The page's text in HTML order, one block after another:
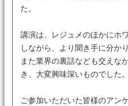
た。
講演は、レジュメのほかにホ
しながら、より聞き手に分か
また業界の裏話なども交えな
き、大変興味深いものでした。
ご参加いただいた皆様のアン